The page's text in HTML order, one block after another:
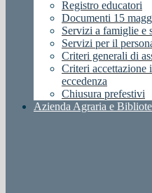
Registro educatori
Documenti 15
Servizi a famiglie e
Servizi per il
Criteri generali di
Criteri accettazione
eccedenza
Chiusura prefestivi
Azienda Agraria e